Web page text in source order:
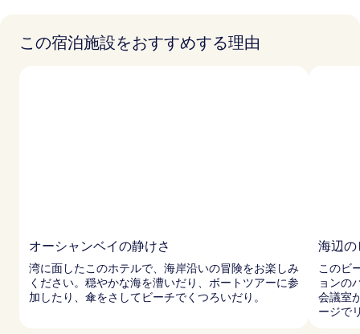
この宿泊施設をおすすめする理由
オーシャンベイの静けさ
湾に面したこのホテルで、海岸沿いの冒険をお楽しみ
ください。穏やかな海を漕いだり、ボートツアーに参
加したり、傘をさしてビーチでくつろいだり。
海辺の
このビ
ョンの
会議室
ージで